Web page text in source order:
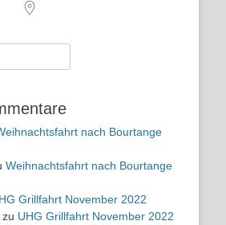
nach Bourtange
Weihnachtsfahrt nach Bourtange
Grillfahrt November 2022
zu UHG Grillfahrt November 2022